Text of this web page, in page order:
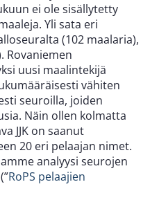
ei ole sisällytetty
Yli sata eri
(102 maalaria),
Rovaniemen
uusi maalintekijä
vähiten
seuroilla, joiden
Näin ollen kolmatta
JJK on saanut
20 eri pelaajan nimet.
analyysi seurojen
RoPS pelaajien